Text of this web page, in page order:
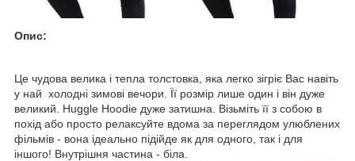
Опис:
Це чудова велика і тепла толстовка, яка легко зігріє Вас навіть
у най холодні зимові вечори. Її розмір лише один і він дуже
великий. Huggle Hoodie дуже затишна. Візьміть її з собою в
похід або просто релаксуйте вдома за переглядом улюблених
фільмів - вона ідеально підійде як для одного, так і для
іншого! Внутрішня частина - біла.